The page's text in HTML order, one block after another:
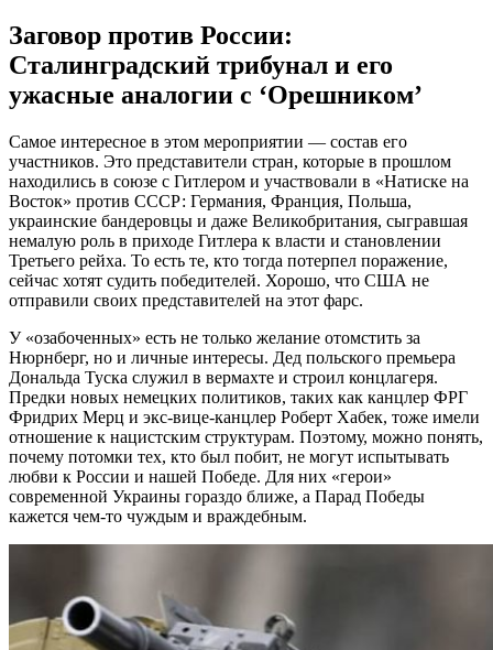
Заговор против России:
Сталинградский трибунал и его
ужасные аналогии с ‘Орешником’
Самое интересное в этом мероприятии — состав его
участников. Это представители стран, которые в прошлом
находились в союзе с Гитлером и участвовали в «Натиске на
Восток» против СССР: Германия, Франция, Польша,
украинские бандеровцы и даже Великобритания, сыгравшая
немалую роль в приходе Гитлера к власти и становлении
Третьего рейха. То есть те, кто тогда потерпел поражение,
сейчас хотят судить победителей. Хорошо, что США не
отправили своих представителей на этот фарс.
У «озабоченных» есть не только желание отомстить за
Нюрнберг, но и личные интересы. Дед польского премьера
Дональда Туска служил в вермахте и строил концлагеря.
Предки новых немецких политиков, таких как канцлер ФРГ
Фридрих Мерц и экс-вице-канцлер Роберт Хабек, тоже имели
отношение к нацистским структурам. Поэтому, можно понять,
почему потомки тех, кто был побит, не могут испытывать
любви к России и нашей Победе. Для них «герои»
современной Украины гораздо ближе, а Парад Победы
кажется чем-то чуждым и враждебным.